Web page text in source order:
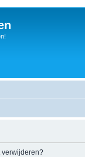
verwijderen?